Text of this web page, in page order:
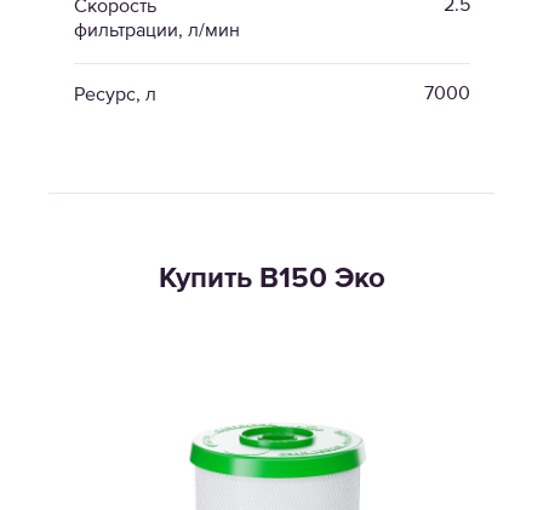
Скорость
фильтрации, л/мин
2.5
Ресурс, л 7000
Купить В150 Эко